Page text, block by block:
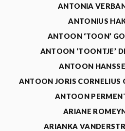
ANTONIA
ANTONIUS
ANTOON ‘TOON’
ANTOON ‘TOONTJE’
ANTOON
ANTOON JORIS CORNELIUS
ANTOON
ARIANE
ARIANKA